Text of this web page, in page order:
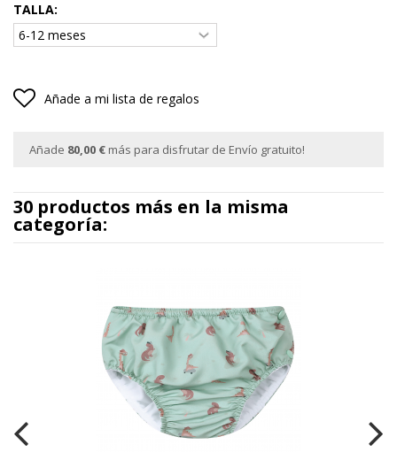
TALLA:
Añade a mi lista de regalos
Añade 80,00 € más para disfrutar de Envío gratuito!
30 productos más en la misma
categoría: